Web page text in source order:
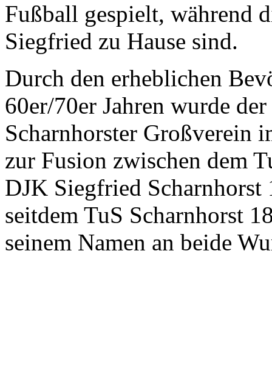
Fußball gespielt, während
Siegfried zu Hause sind.
Durch den erheblichen
60er/70er Jahren wurde
Scharnhorster Großverein
zur Fusion zwischen dem
DJK Siegfried Scharnhorst
seitdem TuS Scharnhorst
seinem Namen an beide